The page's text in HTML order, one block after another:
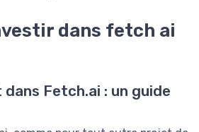
dans fetch ai
Fetch.ai : un guide